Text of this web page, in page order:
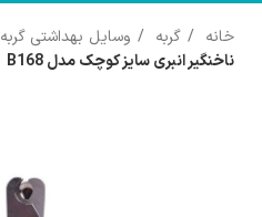
خانه گربه وسایل بهداشتی گربه
ناخنگیر انبری سایز کوچک مدل B168